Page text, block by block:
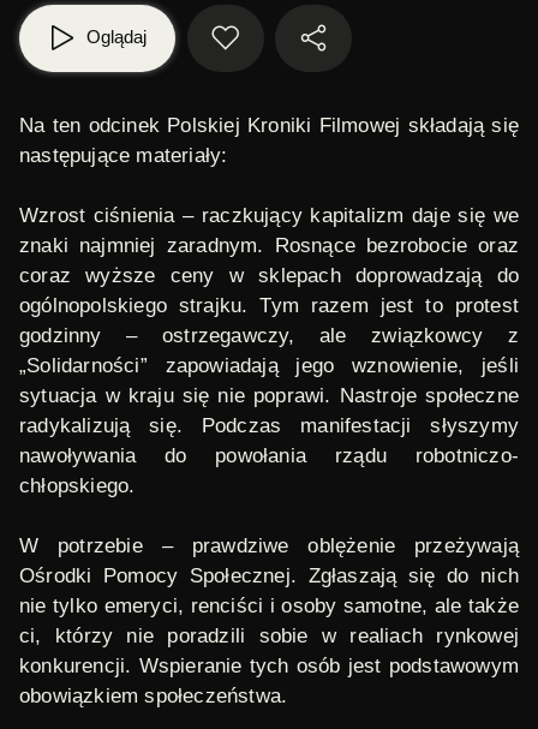
Oglądaj
Na ten odcinek Polskiej Kroniki Filmowej składają się
następujące materiały:
Wzrost ciśnienia – raczkujący kapitalizm daje się we
znaki najmniej zaradnym. Rosnące bezrobocie oraz
coraz wyższe ceny w sklepach doprowadzają do
ogólnopolskiego strajku. Tym razem jest to protest
godzinny – ostrzegawczy, ale związkowcy z
„Solidarności” zapowiadają jego wznowienie, jeśli
sytuacja w kraju się nie poprawi. Nastroje społeczne
radykalizują się. Podczas manifestacji słyszymy
nawoływania do powołania rządu robotniczo-
chłopskiego.
W potrzebie– prawdziwe oblężenie przeżywają
Ośrodki Pomocy Społecznej. Zgłaszają się do nich
nie tylko emeryci, renciści i osoby samotne, ale także
ci, którzy nie poradzili sobie w realiach rynkowej
konkurencji. Wspieranie tych osób jest podstawowym
obowiązkiem społeczeństwa.